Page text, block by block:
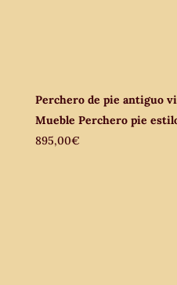
Perchero de pie antiguo
Mueble Perchero pie
895,00€